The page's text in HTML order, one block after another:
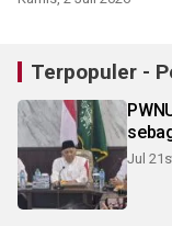
Terpopuler -
Jul